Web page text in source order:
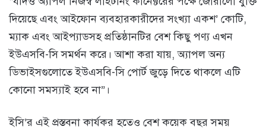
দিয়েছে এবং আইফোন ব্যবহারকারীদের সংখ্যা একশ’ কোটি,
ম্যাক এবং আইপ্যাডসহ প্রতিষ্ঠানটির বেশ কিছু পণ্য এখন
ইউএসবি-সি সমর্থন করে। আশা করা যায়, অ্যাপল অন্য
ডিভাইসগুলোতে ইউএসবি-সি পোর্ট জুড়ে দিতে থাকলে এটি
কোনো সমস্যাই হবে না”।
ইসি’র এই প্রস্তবনা কার্যকর হতেও বেশ কয়েক বছর সময়